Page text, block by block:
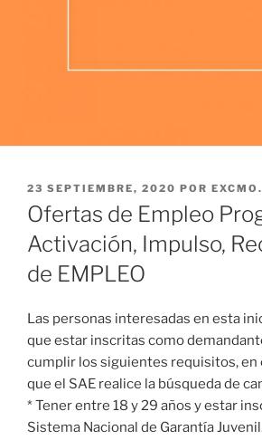
PUBLICADO
EL
23 SEPTIEMBRE, 2020 POR
Ofertas de Empleo
Activación, Impulso,
de EMPLEO
Las personas interesadas en esta
que estar inscritas como
cumplir los siguientes requisitos, en
que el SAE realice la búsqueda de
* Tener entre 18 y 29 años y estar
Sistema Nacional de Garantía